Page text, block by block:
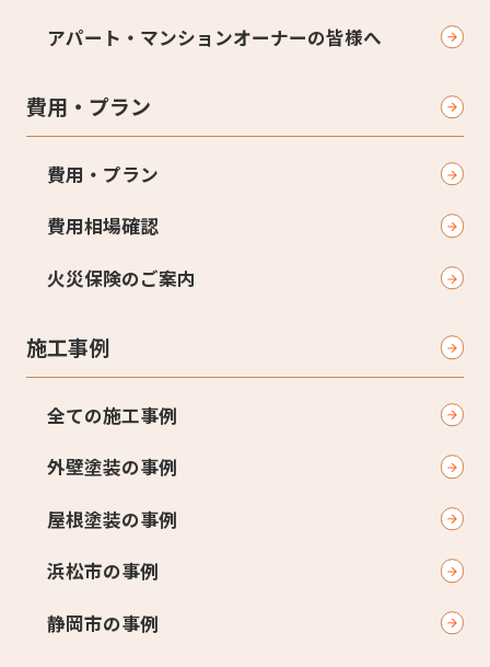
アパート・マンションオーナーの皆様へ
費用・プラン
費用・プラン
費用相場確認
火災保険のご案内
施工事例
全ての施工事例
外壁塗装の事例
屋根塗装の事例
浜松市の事例
静岡市の事例